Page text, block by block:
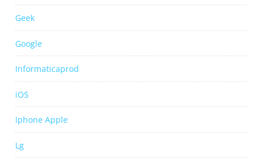
Geek
Google
Informaticaprod
iOS
Iphone Apple
Lg